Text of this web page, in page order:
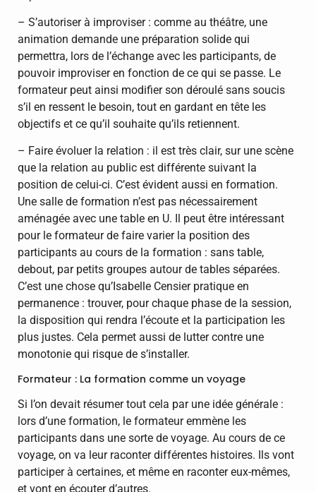
– S’autoriser à improviser : comme au théâtre, une
animation demande une préparation solide qui
permettra, lors de l’échange avec les participants, de
pouvoir improviser en fonction de ce qui se passe. Le
formateur peut ainsi modifier son déroulé sans soucis
s’il en ressent le besoin, tout en gardant en tête les
objectifs et ce qu’il souhaite qu’ils retiennent.
– Faire évoluer la relation : il est très clair, sur une scène
que la relation au public est différente suivant la
position de celui-ci. C’est évident aussi en formation.
Une salle de formation n’est pas nécessairement
aménagée avec une table en U. Il peut être intéressant
pour le formateur de faire varier la position des
participants au cours de la formation : sans table,
debout, par petits groupes autour de tables séparées.
C’est une chose qu’Isabelle Censier pratique en
permanence : trouver, pour chaque phase de la session,
la disposition qui rendra l’écoute et la participation les
plus justes. Cela permet aussi de lutter contre une
monotonie qui risque de s’installer.
Formateur : La formation comme un voyage
Si l’on devait résumer tout cela par une idée générale :
lors d’une formation, le formateur emmène les
participants dans une sorte de voyage. Au cours de ce
voyage, on va leur raconter différentes histoires. Ils vont
participer à certaines, et même en raconter eux-mêmes,
et vont en écouter d’autres.